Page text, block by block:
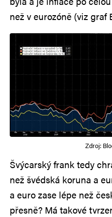
než v eurozóně (viz graf
Zdroj:
Švýcarský frank tedy
než švédská koruna a
a euro zase lépe než
přesně? Má takové